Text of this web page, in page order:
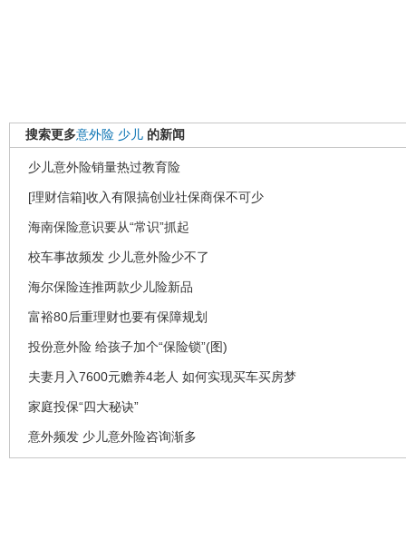
搜索更多意外险 少儿 的新闻
少儿意外险销量热过教育险
[理财信箱]收入有限搞创业社保商保不可少
海南保险意识要从“常识”抓起
校车事故频发 少儿意外险少不了
海尔保险连推两款少儿险新品
富裕80后重理财也要有保障规划
投份意外险 给孩子加个“保险锁”(图)
夫妻月入7600元赡养4老人 如何实现买车买房梦
家庭投保“四大秘诀”
意外频发 少儿意外险咨询渐多